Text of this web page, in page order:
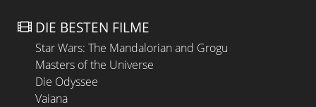
DIE BESTEN FILME
Star Wars: The Mandalorian and Grogu
Masters of the Universe
Die Odyssee
Vaiana